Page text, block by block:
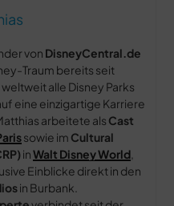
von DisneyCentral.de
Traum bereits seit
alle Disney Parks
eine einzigartige Karriere
arbeitete als Cast
sowie im Cultural
inWalt Disney World
Einblicke direkt in den
in Burbank.